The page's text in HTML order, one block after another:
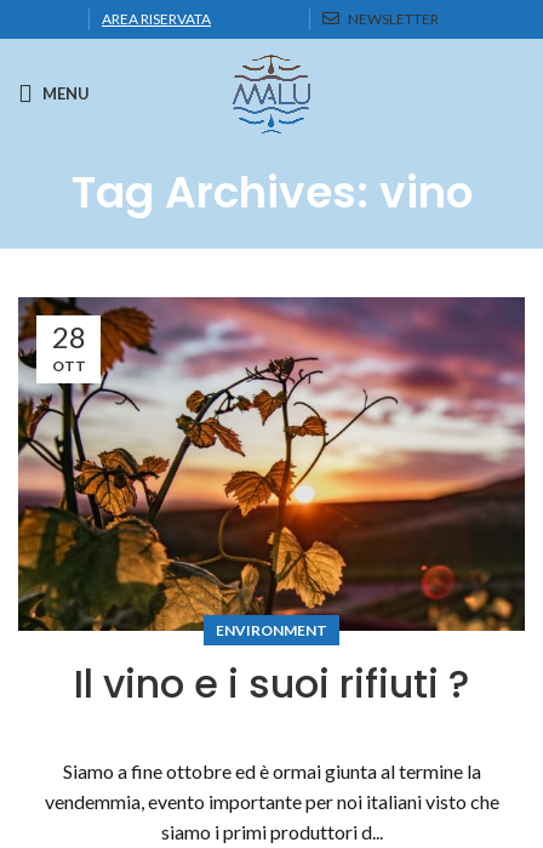
AREA RISERVATA NEWSLETTER
MENU
Tag Archives: vino
28
OTT
ENVIRONMENT
Il vino e i suoi rifiuti ?
Siamo a fine ottobre ed è ormai giunta al termine la
vendemmia, evento importante per noi italiani visto che
siamo i primi produttori d...